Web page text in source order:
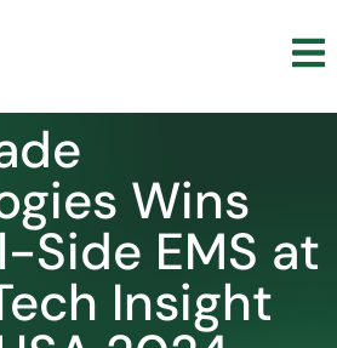
Wins
Side EMS at
Insight